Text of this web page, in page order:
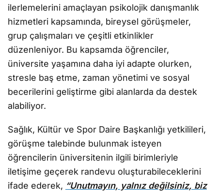
ilerlemelerini amaçlayan psikolojik danışmanlık
hizmetleri kapsamında, bireysel görüşmeler,
grup çalışmaları ve çeşitli etkinlikler
düzenleniyor. Bu kapsamda öğrenciler,
üniversite yaşamına daha iyi adapte olurken,
stresle baş etme, zaman yönetimi ve sosyal
becerilerini geliştirme gibi alanlarda da destek
alabiliyor.
Sağlık, Kültür ve Spor Daire Başkanlığı yetkilileri,
görüşme talebinde bulunmak isteyen
öğrencilerin üniversitenin ilgili birimleriyle
iletişime geçerek randevu oluşturabileceklerini
ifade ederek, “Unutmayın, yalnız değilsiniz, biz